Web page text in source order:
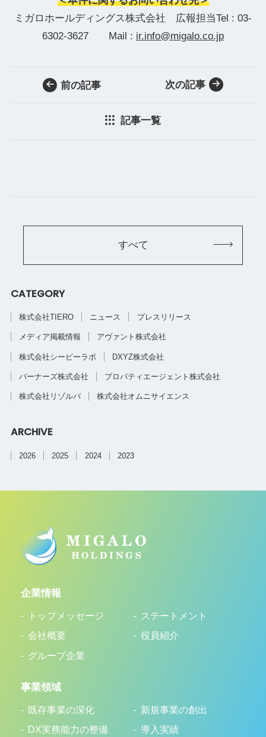
ミガロホールディングス株式会社 広報担当Tel : 03-
6302-3627 Mail : ir.info@migalo.co.jp
前の記事
記事一覧
次の記事
すべて
CATEGORY
株式会社TIERO ニュース プレスリリース
メディア掲載情報 アヴァント株式会社
株式会社シービーラボ DXYZ株式会社
バーナーズ株式会社 プロパティエージェント株式会社
株式会社リゾルバ 株式会社オムニサイエンス
ARCHIVE
2026 2025 2024 2023
企業情報
トップメッセージ
ステートメント
会社概要
役員紹介
グループ企業
事業領域
既存事業の深化
新規事業の創出
DX実務能力の整備
導入実績